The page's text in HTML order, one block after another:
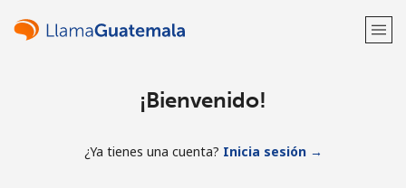
¡Bienvenido!
¿Ya tienes una cuenta? Inicia sesión →